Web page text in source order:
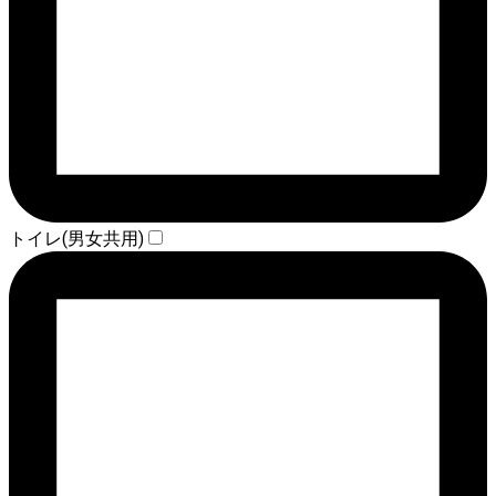
トイレ(男女共用)